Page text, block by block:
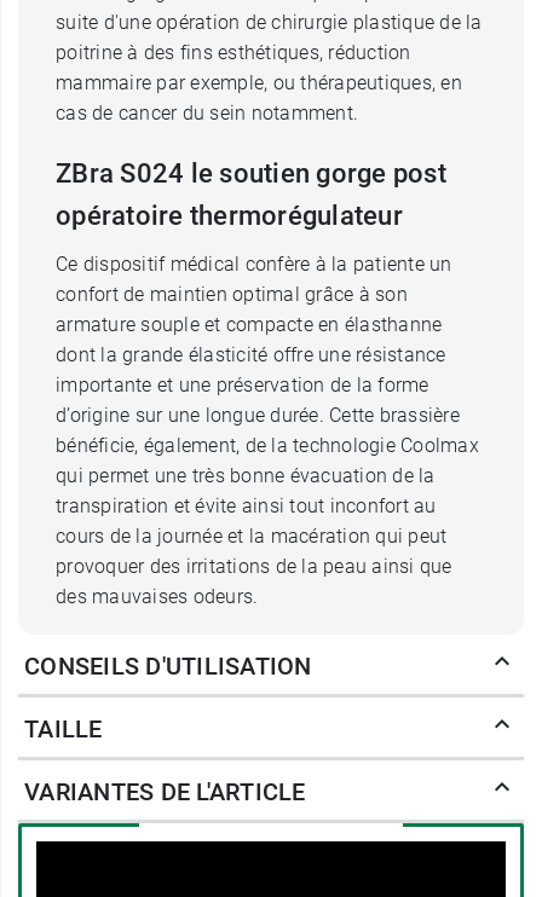
suite d'une opération de chirurgie plastique de la
poitrine à des fins esthétiques, réduction
mammaire par exemple, ou thérapeutiques, en
cas de cancer du sein notamment.
ZBra S024 le soutien gorge post
opératoire thermorégulateur
Ce dispositif médical confère à la patiente un
confort de maintien optimal grâce à son
armature souple et compacte en élasthanne
dont la grande élasticité offre une résistance
importante et une préservation de la forme
d’origine sur une longue durée. Cette brassière
bénéficie, également, de la technologie Coolmax
qui permet une très bonne évacuation de la
transpiration et évite ainsi tout inconfort au
cours de la journée et la macération qui peut
provoquer des irritations de la peau ainsi que
des mauvaises odeurs.
Brassiere ZBra poste opératoire
S024 : confort et maintien
opératoire ZBra Medical
plates et réglables qui offrent un ajustement
optimal. Sa fermeture frontale assure, quant à
CONSEILS D'UTILISATION
TAILLE
VARIANTES DE L'ARTICLE